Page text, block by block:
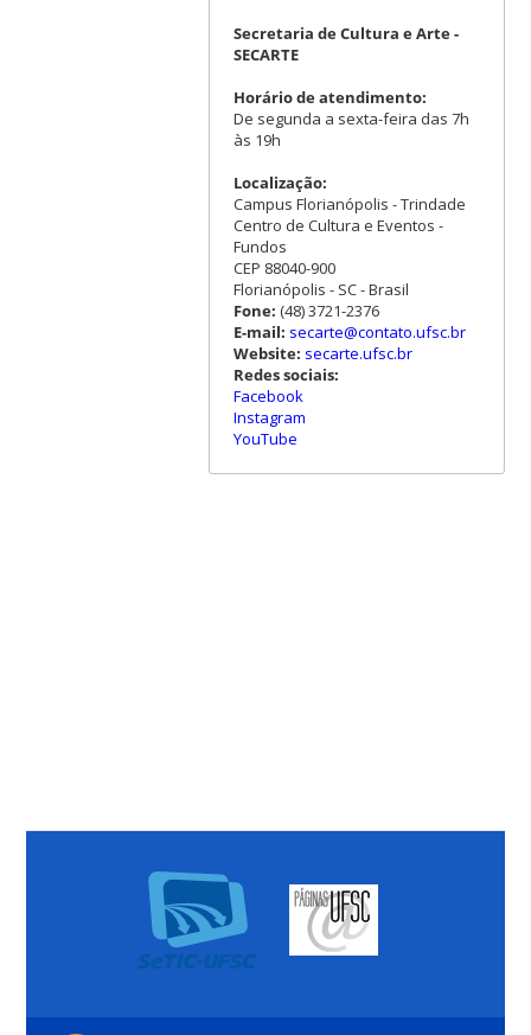
Secretaria de Cultura e Arte -
SECARTE
Horário de atendimento:
De segunda a sexta-feira das 7h
às 19h
Localização:
Campus Florianópolis - Trindade
Centro de Cultura e Eventos -
Fundos
CEP 88040-900
Florianópolis - SC - Brasil
Fone: (48) 3721-2376
E-mail: secarte@contato.ufsc.br
Website: secarte.ufsc.br
Redes sociais:
Facebook
Instagram
YouTube